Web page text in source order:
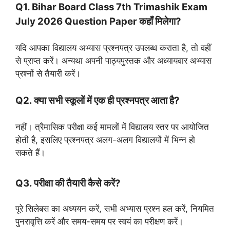
Q1. Bihar Board Class 7th Trimashik Exam
July 2026 Question Paper कहाँ मिलेगा?
यदि आपका विद्यालय अभ्यास प्रश्नपत्र उपलब्ध कराता है, तो वहीं
से प्राप्त करें। अन्यथा अपनी पाठ्यपुस्तक और अध्यायवार अभ्यास
प्रश्नों से तैयारी करें।
Q2. क्या सभी स्कूलों में एक ही प्रश्नपत्र आता है?
नहीं। त्रैमासिक परीक्षा कई मामलों में विद्यालय स्तर पर आयोजित
होती है, इसलिए प्रश्नपत्र अलग-अलग विद्यालयों में भिन्न हो
सकते हैं।
Q3. परीक्षा की तैयारी कैसे करें?
पूरे सिलेबस का अध्ययन करें, सभी अभ्यास प्रश्न हल करें, नियमित
पुनरावृत्ति करें और समय-समय पर स्वयं का परीक्षण करें।